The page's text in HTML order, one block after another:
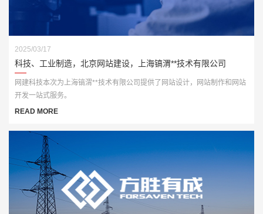
2025/03/17
科技、工业制造，北京网站建设，上海镐渭**技术有限公司
网建科技本次为上海镐渭**技术有限公司提供了网站设计，网站制作和网站
开发一站式服务。
READ MORE